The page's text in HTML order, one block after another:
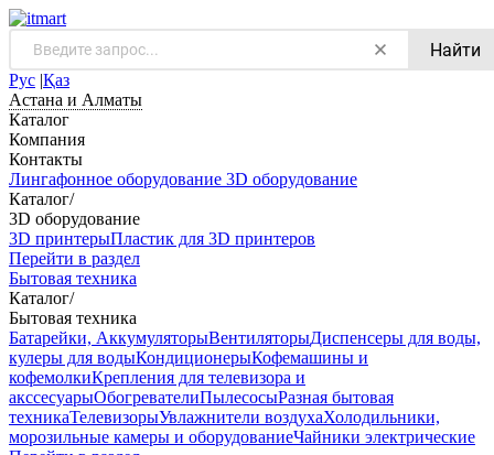
Найти
Рус |Қаз
Астана и Алматы
Каталог
Компания
Контакты
Лингафонное оборудование 3D оборудование
Каталог/
3D оборудование
3D принтерыПластик для 3D принтеров
Перейти в раздел
Бытовая техника
Каталог/
Бытовая техника
Батарейки, АккумуляторыВентиляторыДиспенсеры для воды,
кулеры для водыКондиционерыКофемашины и
кофемолкиКрепления для телевизора и
акссесуарыОбогревателиПылесосыРазная бытовая
техникаТелевизорыУвлажнители воздухаХолодильники,
морозильные камеры и оборудованиеЧайники электрические